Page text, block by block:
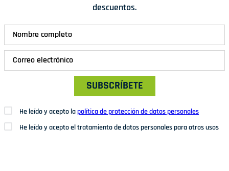
descuentos.
SUBSCRÍBETE
He leído y acepto lapolítica de protección de datos personales
He leído y acepto el tratamiento de datos personales para otros usos